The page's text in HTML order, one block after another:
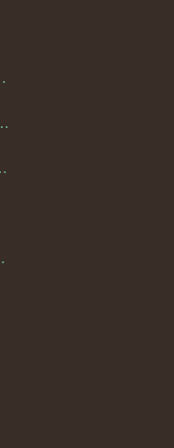
(--1687)
Jaackman (--1651)
(--1658)
1970)